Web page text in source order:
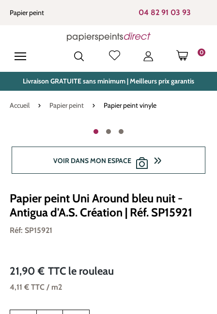
principal
Papier peint 04 82 91 03 93
0
LE
Livraison GRATUITE sans minimum | Meilleurs prix garantis
Accueil Papier peint Papier peint vinyle
VOIR DANS MON ESPACE
Papier peint Uni Around bleu nuit -
Antigua d'A.S. Création | Réf. SP15921
Réf: SP15921
21,90 € TTC le rouleau
4,11 € TTC / m2